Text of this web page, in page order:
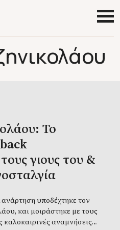
Το
γιους του &
υποδέχτηκε τον
και μοιράστηκε με τους
αναμνήσεις